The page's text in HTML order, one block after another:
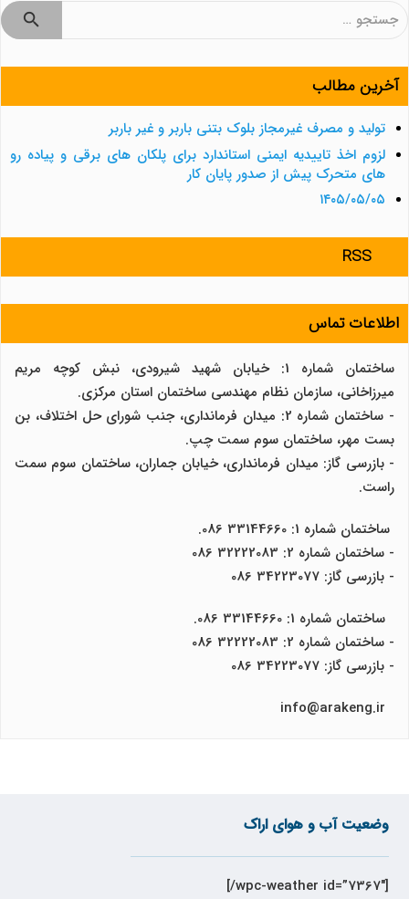
جستجو
آخرین مطالب
تولید و مصرف غیرمجاز بلوک بتنی باربر و غیر باربر
لزوم اخذ تاییدیه ایمنی استاندارد برای پلکان های برقی و پیاده رو
های متحرک پیش از صدور پایان کار
۱۴۰۵/۰۵/۰۵
RSS
اطلاعات تماس
ساختمان شماره 1: خیابان شهید شیرودی، نبش کوچه مریم
میرزاخانی، سازمان نظام مهندسی ساختمان استان مرکزی.
- ساختمان شماره 2: میدان فرمانداری، جنب شورای حل اختلاف، بن
بست مهر، ساختمان سوم سمت چپ.
- بازرسی گاز: میدان فرمانداری، خیابان جماران، ساختمان سوم سمت
راست.
ساختمان شماره 1: 33144660 086.
- ساختمان شماره 2: 32222083 086
- بازرسی گاز: 34223077 086
ساختمان شماره 1: 33144660 086.
- ساختمان شماره 2: 32222083 086
- بازرسی گاز: 34223077 086
وضعیت آب و هوای اراک
[wpc-weather id=”7367″/]